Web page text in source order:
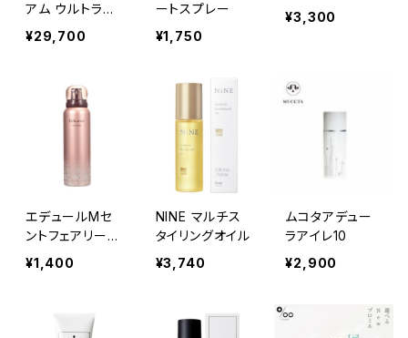
アム ウルトラソ
ニックヘアアイ
ロン ≪超音波ア
メント浸透促進
¥29,700
ートスプレー
¥1,750
¥3,300
エデュールMセ
ントフェアリー
(ヘアトリートメ
ント)
¥1,400
NINE マルチス
タイリングオイル
¥3,740
ムコタアデュー
ラアイレ10
¥2,900